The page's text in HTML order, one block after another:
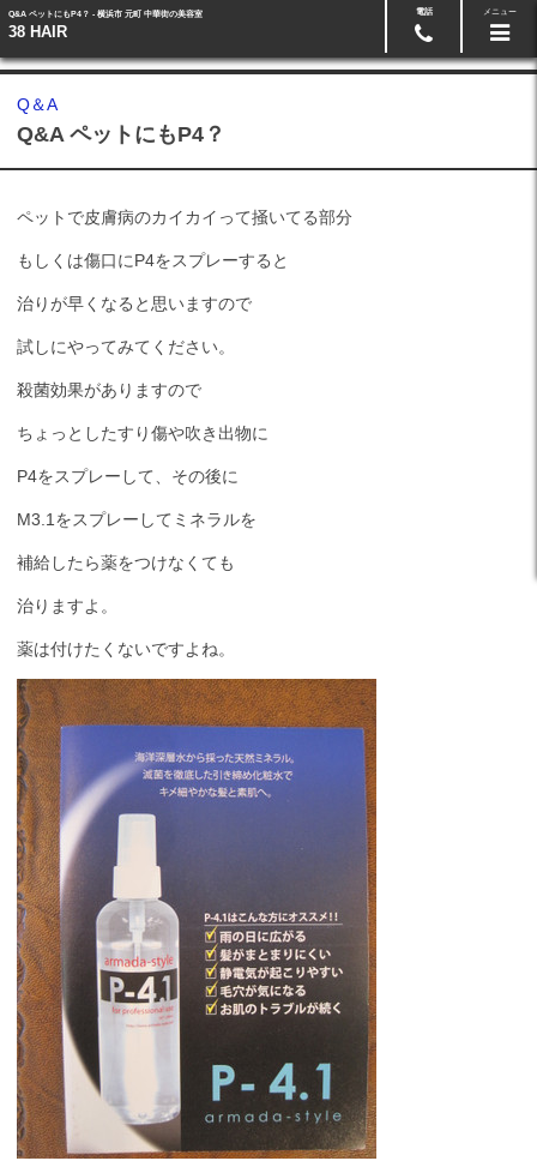
Q&A ペットにもP4？ - 横浜市 元町 中華街の美容室
38 HAIR
電話 メニュー
Q＆A
Q&A ペットにもP4？
ペットで皮膚病のカイカイって掻いてる部分
もしくは傷口にP4をスプレーすると
治りが早くなると思いますので
試しにやってみてください。
殺菌効果がありますので
ちょっとしたすり傷や吹き出物に
P4をスプレーして、その後に
M3.1をスプレーしてミネラルを
補給したら薬をつけなくても
治りますよ。
薬は付けたくないですよね。
045-662-3808